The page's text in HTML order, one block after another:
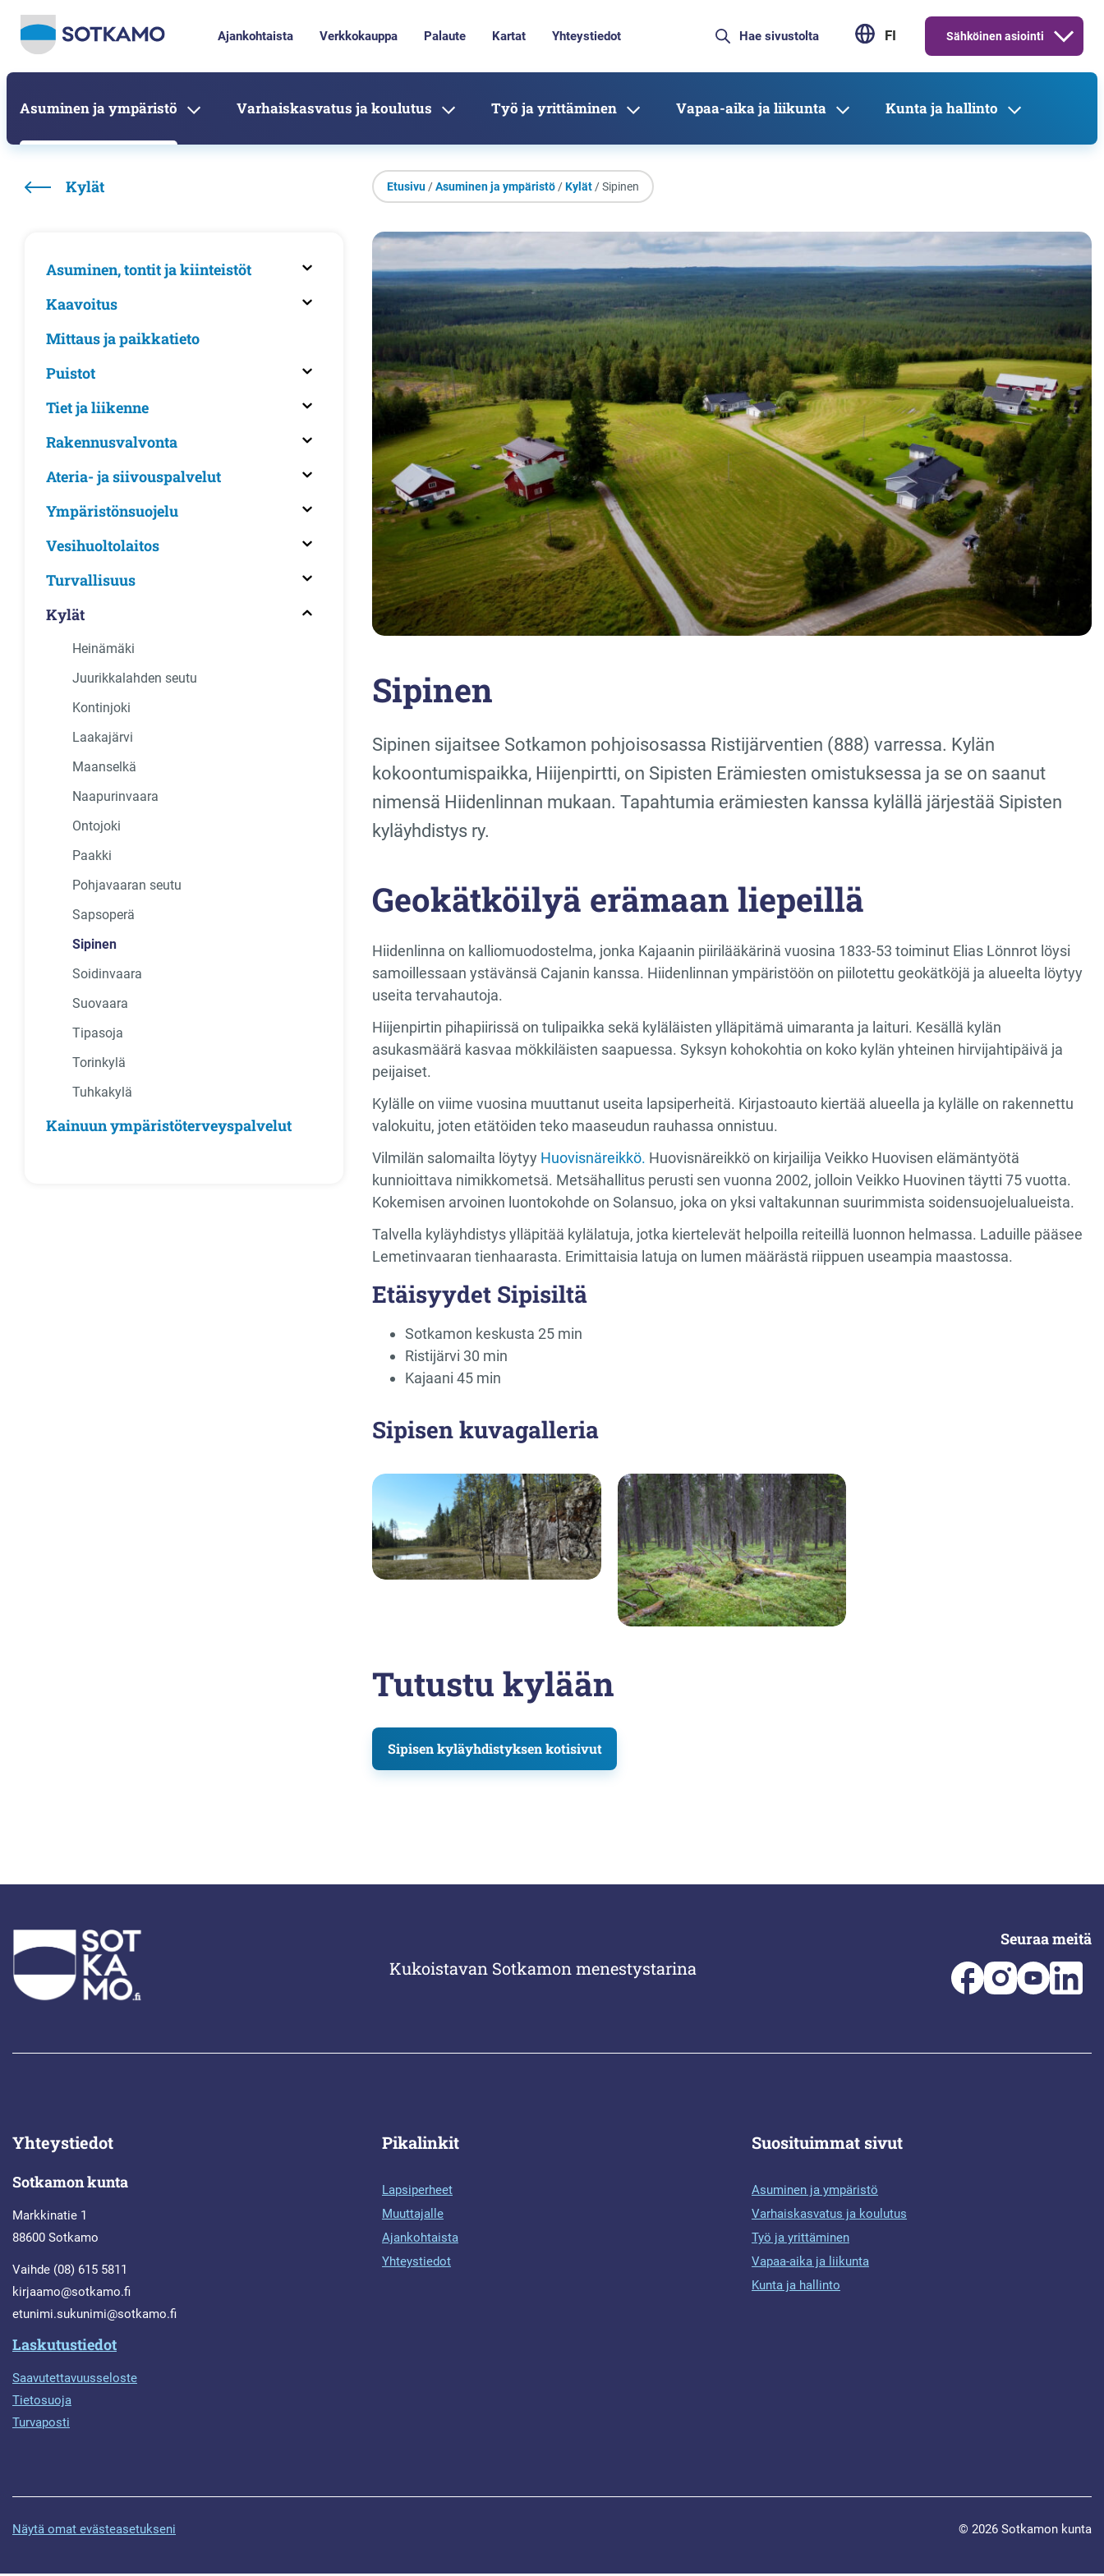
Ajankohtaista Verkkokauppa Palaute Kartat Yhteystiedot FI Sähköinen asiointi
Asuminen ja ympäristö Varhaiskasvatus ja koulutus Työ ja yrittäminen Vapaa-aika ja liikunta Kunta ja hallinto
Kylät
Asuminen, tontit ja kiinteistöt
Kaavoitus
Mittaus ja paikkatieto
Puistot
Tiet ja liikenne
Rakennusvalvonta
Ateria- ja siivouspalvelut
Ympäristönsuojelu
Vesihuoltolaitos
Turvallisuus
Kylät
Heinämäki
Juurikkalahden seutu
Kontinjoki
Laakajärvi
Maanselkä
Naapurinvaara
Ontojoki
Paakki
Pohjavaaran seutu
Sapsoperä
Sipinen
Soidinvaara
Suovaara
Tipasoja
Torinkylä
Tuhkakylä
Kainuun ympäristöterveyspalvelut
Etusivu /Asuminen ja ympäristö /Kylät / Sipinen
Sipinen
Sipinen sijaitsee Sotkamon pohjoisosassa Ristijärventien (888) varressa. Kylän
kokoontumispaikka, Hiijenpirtti, on Sipisten Erämiesten omistuksessa ja se on saanut
nimensä Hiidenlinnan mukaan. Tapahtumia erämiesten kanssa kylällä järjestää Sipisten
kyläyhdistys ry.
Geokätköilyä erämaan liepeillä
Hiidenlinna on kalliomuodostelma, jonka Kajaanin piirilääkärinä vuosina 1833-53 toiminut Elias Lönnrot löysi
samoillessaan ystävänsä Cajanin kanssa. Hiidenlinnan ympäristöön on piilotettu geokätköjä ja alueelta löytyy
useita tervahautoja.
Hiijenpirtin pihapiirissä on tulipaikka sekä kyläläisten ylläpitämä uimaranta ja laituri. Kesällä kylän
asukasmäärä kasvaa mökkiläisten saapuessa. Syksyn kohokohtia on koko kylän yhteinen hirvijahtipäivä ja
peijaiset.
Kylälle on viime vuosina muuttanut useita lapsiperheitä. Kirjastoauto kiertää alueella ja kylälle on rakennettu
valokuitu, joten etätöiden teko maaseudun rauhassa onnistuu.
Vilmilän salomailta löytyy Huovisnäreikkö. Huovisnäreikkö on kirjailija Veikko Huovisen elämäntyötä
kunnioittava nimikkometsä. Metsähallitus perusti sen vuonna 2002, jolloin Veikko Huovinen täytti 75 vuotta.
Kokemisen arvoinen luontokohde on Solansuo, joka on yksi valtakunnan suurimmista soidensuojelualueista.
Talvella kyläyhdistys ylläpitää kylälatuja, jotka kiertelevät helpoilla reiteillä luonnon helmassa. Laduille pääsee
Lemetinvaaran tienhaarasta. Erimittaisia latuja on lumen määrästä riippuen useampia maastossa.
Etäisyydet Sipisiltä
Sotkamon keskusta 25 min
Ristijärvi 30 min
Kajaani 45 min
Sipisen kuvagalleria
Tutustu kylään
Sipisen kyläyhdistyksen kotisivut
Kukoistavan Sotkamon menestystarina
Seuraa meitä
Yhteystiedot
Sotkamon kunta
Markkinatie 1
88600 Sotkamo
Vaihde (08) 615 5811
kirjaamo@sotkamo.fi
etunimi.sukunimi@sotkamo.fi
Laskutustiedot
Saavutettavuusseloste
Tietosuoja
Turvaposti
Pikalinkit
Lapsiperheet
Muuttajalle
Ajankohtaista
Yhteystiedot
Suosituimmat sivut
Asuminen ja ympäristö
Varhaiskasvatus ja koulutus
Työ ja yrittäminen
Vapaa-aika ja liikunta
Kunta ja hallinto
Näytä omat evästeasetukseni © 2026 Sotkamon kunta